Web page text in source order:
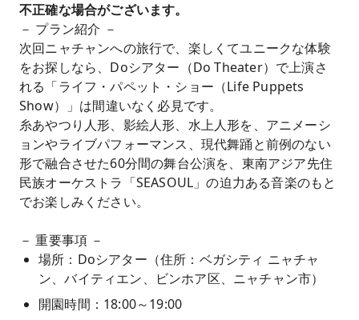
不正確な場合がございます。
－ プラン紹介 －
次回ニャチャンへの旅行で、楽しくてユニークな体験
をお探しなら、Doシアター（Do Theater）で上演さ
れる「ライフ・パペット・ショー（Life Puppets
Show）」は間違いなく必見です。
糸あやつり人形、影絵人形、水上人形を、アニメーシ
ョンやライブパフォーマンス、現代舞踊と前例のない
形で融合させた60分間の舞台公演を、東南アジア先住
民族オーケストラ「SEASOUL」の迫力ある音楽のもと
でお楽しみください。
－ 重要事項 －
場所： Doシアター（住所：ベガシティ ニャチャ
ン、バイティエン、ビンホア区、ニャチャン市）
開園時間：18:00～19:00